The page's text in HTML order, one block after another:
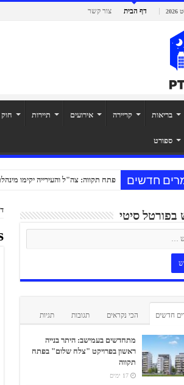
דף הבית צור קשר
בריאות קריירה אירועים תיירות
ספורט
חדשים פתח תקווה: צה"ל והעירייה יקימו
בפורטל סיטי
חדשים הכי נקראים תגובות תגיות
מתחדשים בעמישב: היתר בנייה
ראשון בפרויקט "צלח שלום" בפתח
תקווה
17 ימים